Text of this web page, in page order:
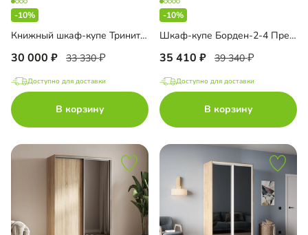
-10%
Книжный шкаф-купе Тринити-2-2 6 полок
30 000 33 330
Доступно для доставки
В корзину
-10%
Шкаф-купе Борден-2-4 Премиум
35 410 39 340
Доступно для доставки
В корзину